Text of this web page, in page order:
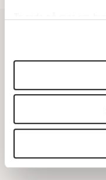
Du kan ändra eller
helst från cookie-
Vi använder
för sociala medier
vidarebefordrar även
information från din
annons- och
Dessa kan i sin tur